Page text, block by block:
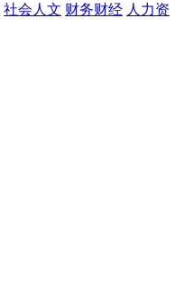
社会人文 财务财经 人力资